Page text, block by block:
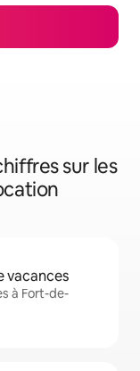
sur les
vacances
à Fort-de-